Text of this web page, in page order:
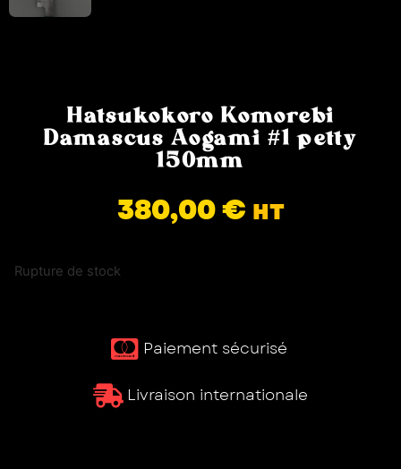
Hatsukokoro Komorebi
Damascus Aogami #1 petty
150mm
380,00€ HT
Rupture de stock
Paiement sécurisé ​
Livraison internationale